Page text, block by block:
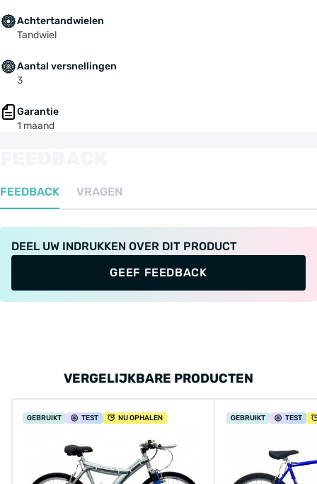
Achtertandwielen
Tandwiel
Aantal versnellingen
3
Garantie
1 maand
FEEDBACK VRAGEN
DEEL UW INDRUKKEN OVER DIT PRODUCT
GEEF FEEDBACK
VERGELIJKBARE PRODUCTEN
GEBRUIKT TEST NU OPHALEN GEBRUIKT TEST